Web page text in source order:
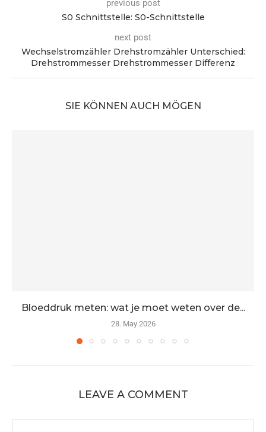
previous post
S0 Schnittstelle: S0-Schnittstelle
next post
Wechselstromzähler Drehstromzähler Unterschied:
Drehstrommesser Drehstrommesser Differenz
SIE KÖNNEN AUCH MÖGEN
Bloeddruk meten: wat je moet weten over de...
28. May 2026
LEAVE A COMMENT